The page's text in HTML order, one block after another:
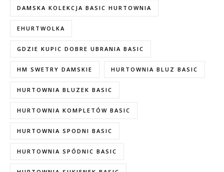
DAMSKA KOLEKCJA BASIC HURTOWNIA
EHURTWOLKA
GDZIE KUPIC DOBRE UBRANIA BASIC
HM SWETRY DAMSKIE HURTOWNIA BLUZ BASIC
HURTOWNIA BLUZEK BASIC
HURTOWNIA KOMPLETÓW BASIC
HURTOWNIA SPODNI BASIC
HURTOWNIA SPÓDNIC BASIC